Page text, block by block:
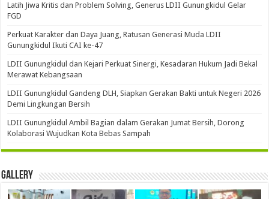
Latih Jiwa Kritis dan Problem Solving, Generus LDII Gunungkidul Gelar
FGD
Perkuat Karakter dan Daya Juang, Ratusan Generasi Muda LDII
Gunungkidul Ikuti CAI ke-47
LDII Gunungkidul dan Kejari Perkuat Sinergi, Kesadaran Hukum Jadi Bekal
Merawat Kebangsaan
LDII Gunungkidul Gandeng DLH, Siapkan Gerakan Bakti untuk Negeri 2026
Demi Lingkungan Bersih
LDII Gunungkidul Ambil Bagian dalam Gerakan Jumat Bersih, Dorong
Kolaborasi Wujudkan Kota Bebas Sampah
Gallery